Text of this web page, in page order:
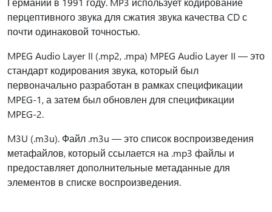
перцептивного звука для сжатия звука качества CD с
почти одинаковой точностью.
MPEG Audio Layer II (.mp2, .mpa) MPEG Audio Layer II — это
стандарт кодирования звука, который был
первоначально разработан в рамках спецификации
MPEG-1, а затем был обновлен для спецификации
MPEG-2.
M3U (.m3u). Файл .m3u — это список воспроизведения
метафайлов, который ссылается на .mp3 файлы и
предоставляет дополнительные метаданные для
элементов в списке воспроизведения.